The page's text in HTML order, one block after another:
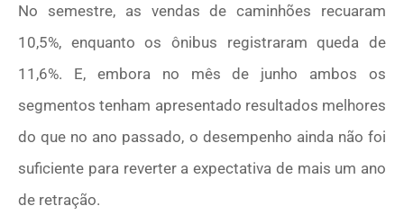
No semestre, as vendas de caminhões recuaram
10,5%, enquanto os ônibus registraram queda de
11,6%. E, embora no mês de junho ambos os
segmentos tenham apresentado resultados melhores
do que no ano passado, o desempenho ainda não foi
suficiente para reverter a expectativa de mais um ano
de retração.